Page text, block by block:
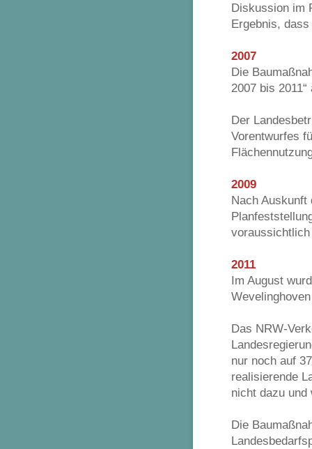
Diskussion im
Ergebnis,
2007
Die
2007 bis
Der
Vorentwurfes
2009
Nach Auskunft
2011
Im August
Das NRW-
nur noch auf
realisierende
nicht dazu und
Die